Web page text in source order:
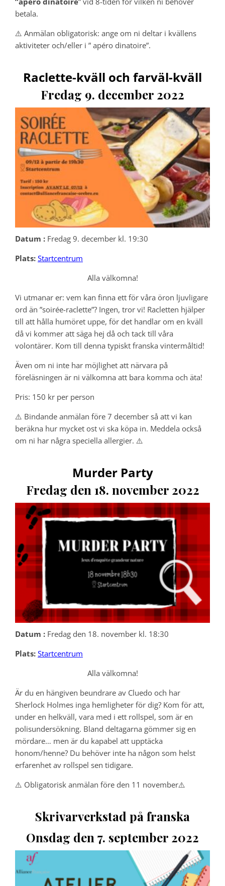
betala.
⚠️ Anmälan obligatorisk: ange om ni deltar i kvällens
aktiviteter och/eller i ” apéro dinatoire”.
Raclette-kväll och farväl-kväll
Fredag 9. december 2022
Datum : Fredag 9. december kl. 19:30
Plats: Startcentrum
Alla välkomna!
Vi utmanar er: vem kan finna ett för våra öron ljuvligare
ord än ”soirée-raclette”? Ingen, tror vi! Racletten hjälper
till att hålla humöret uppe, för det handlar om en kväll
då vi kommer att säga hej då och tack till våra
volontärer. Kom till denna typiskt franska vintermåltid!
Även om ni inte har möjlighet att närvara på
föreläsningen är ni välkomna att bara komma och äta!
Pris: 150 kr per person
⚠️ Bindande anmälan före 7 december så att vi kan
beräkna hur mycket ost vi ska köpa in. Meddela också
om ni har några speciella allergier. ⚠️
Murder Party
Fredag den 18. november 2022
Datum : Fredag den 18. november kl. 18:30
Plats: Startcentrum
Alla välkomna!
Är du en hängiven beundrare av Cluedo och har
Sherlock Holmes inga hemligheter för dig? Kom för att,
under en helkväll, vara med i ett rollspel, som är en
polisundersökning. Bland deltagarna gömmer sig en
mördare… men är du kapabel att upptäcka
honom/henne? Du behöver inte ha någon som helst
erfarenhet av rollspel sen tidigare.
⚠️ Obligatorisk anmälan före den 11 november⚠️
Skrivarverkstad på franska
Onsdag den 7. september 2022